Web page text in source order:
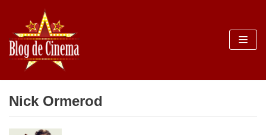
Sari
la
conținut
Nick Ormerod